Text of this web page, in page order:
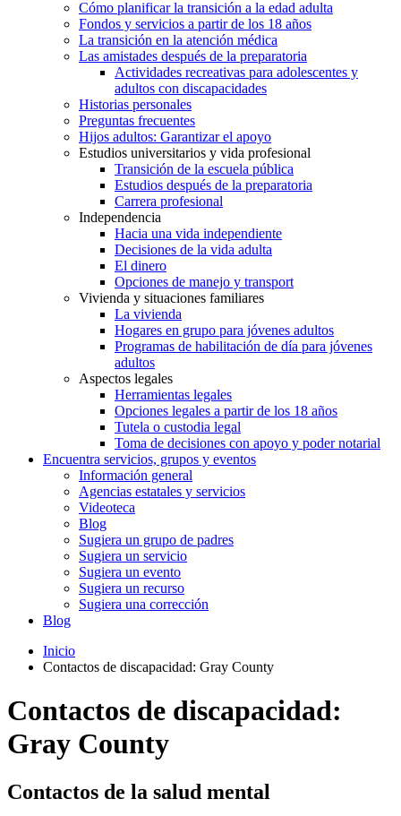
Cómo planificar la transición a la edad adulta
Fondos y servicios a partir de los 18 años
La transición en la atención médica
Las amistades después de la preparatoria
Actividades recreativas para adolescentes y
adultos con discapacidades
Historias personales
Preguntas frecuentes
Hijos adultos: Garantizar el apoyo
Estudios universitarios y vida profesional
Transición de la escuela pública
Estudios después de la preparatoria
Carrera profesional
Independencia
Hacia una vida independiente
Decisiones de la vida adulta
El dinero
Opciones de manejo y transport
Vivienda y situaciones familiares
La vivienda
Hogares en grupo para jóvenes adultos
Programas de habilitación de día para jóvenes
adultos
Aspectos legales
Herramientas legales
Opciones legales a partir de los 18 años
Tutela o custodia legal
Toma de decisiones con apoyo y poder notarial
Encuentra servicios, grupos y eventos
Información general
Agencias estatales y servicios
Videoteca
Blog
Sugiera un grupo de padres
Sugiera un servicio
Sugiera un evento
Sugiera un recurso
Sugiera una corrección
Blog
Inicio
Contactos de discapacidad: Gray County
Contactos de discapacidad:
Gray County
Contactos de la salud mental